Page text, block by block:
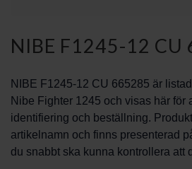
NIBE F1245-12 CU
NIBE F1245-12 CU 665285 är
Nibe Fighter 1245 och visas här för
identifiering och beställning.
artikelnamn och finns presenterad
du snabbt ska kunna kontrollera att